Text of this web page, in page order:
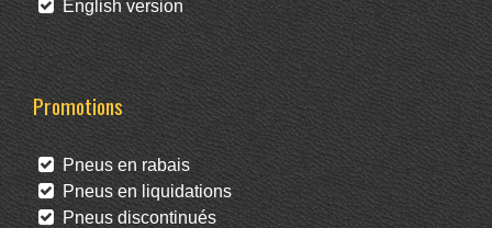
English version
Promotions
Pneus en rabais
Pneus en liquidations
Pneus discontinués